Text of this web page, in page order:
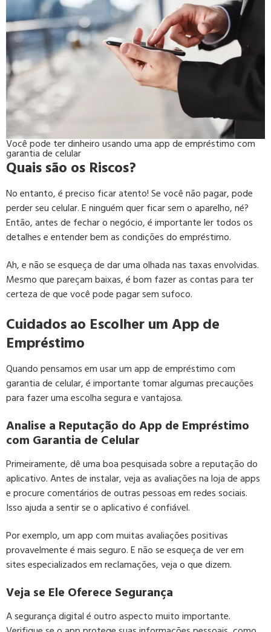
Você pode ter dinheiro usando uma app de empréstimo com
garantia de celular
Quais são os Riscos?
No entanto, é preciso ficar atento! Se você não pagar, pode
perder seu celular. E ninguém quer ficar sem o aparelho, né?
Então, antes de fechar o negócio, é importante ler todos os
detalhes e entender bem as condições do empréstimo.
Ah, e não se esqueça de dar uma olhada nas taxas envolvidas.
Mesmo que pareçam baixas, é bom fazer as contas para ter
certeza de que você pode pagar sem sufoco.
Cuidados ao Escolher um App de
Empréstimo
Quando pensamos em usar um app de empréstimo com
garantia de celular, é importante tomar algumas precauções
para fazer uma escolha segura e vantajosa.
Analise a Reputação do App de Empréstimo
com Garantia de Celular
Primeiramente, dê uma boa pesquisada sobre a reputação do
aplicativo. Antes de instalar, veja as avaliações na loja de apps
e procure comentários de outras pessoas em redes sociais.
Isso ajuda a sentir se o aplicativo é confiável.
Por exemplo, um app com muitas avaliações positivas
provavelmente é mais seguro. E não se esqueça de ver em
sites especializados em reclamações, veja o que dizem.
Veja se Ele Oferece Segurança
A segurança digital é outro aspecto muito importante.